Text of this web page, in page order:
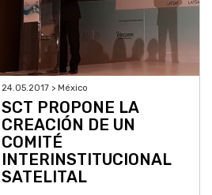
24.05.2017 > México
SCT PROPONE LA
CREACIÓN DE UN
COMITÉ
INTERINSTITUCIONAL
SATELITAL